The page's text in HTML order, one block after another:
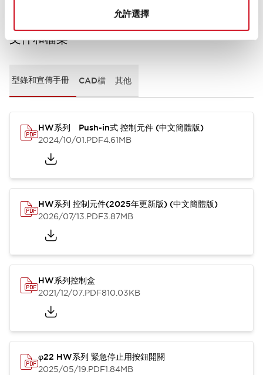
允許選擇
文件和檔案
型錄和宣傳手冊 CAD檔 其他
HW系列 Push-in式 控制元件 (中文簡體版)
2024/10/01.PDF4.61MB
HW系列 控制元件(2025年更新版) (中文簡體版)
2026/07/13.PDF3.87MB
HW系列控制盒
2021/12/07.PDF810.03KB
φ22 HW系列 緊急停止用按鈕開關
2025/05/19.PDF1.84MB